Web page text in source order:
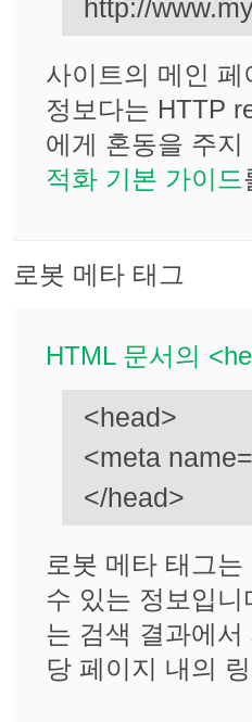
http://
사이트의 메인
정보다는 HTTP
에게 혼동을 주
적화 기본 가이드
로봇 메타 태그
HTML 문서의
<head>
<meta
</head>
로봇 메타 태그
수 있는 정보입
는 검색 결과에
당 페이지 내의